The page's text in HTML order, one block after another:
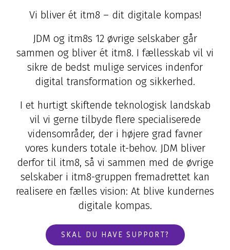
Cloud applikationer
Modern Workplace
Application Services
Databasehåndtering
Cloud & Hosting Services
FutureForms
Database Managed Services
Consulting Services
Er du under angreb?
Hardware & Software
Hardware
Life Cycle Management
Bruttolønsordning
Microsoft 365 Cost Control
CO2-aftryk på IT
Service Desk
Hybrid Cloud
Managed
Application Management
Microsoft 365 Management
AI
AI-video
Vi bliver ét itm8 – dit digitale kompas!
JDM og itm8s 12 øvrige selskaber går
sammen og bliver ét itm8. I fællesskab vil vi
sikre de bedst mulige services indenfor
digital transformation og sikkerhed.
I et hurtigt skiftende teknologisk landskab
vil vi gerne tilbyde flere specialiserede
vidensområder, der i højere grad favner
vores kunders totale it-behov. JDM bliver
derfor til itm8, så vi sammen med de øvrige
selskaber i itm8-gruppen fremadrettet kan
realisere en fælles vision: At blive kundernes
digitale kompas.
SKAL DU HAVE SUPPORT?